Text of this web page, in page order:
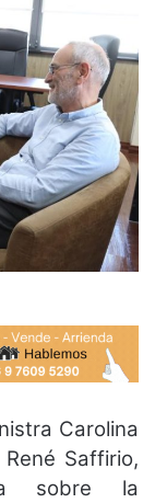
Carolina
Saffirio,
sobre la